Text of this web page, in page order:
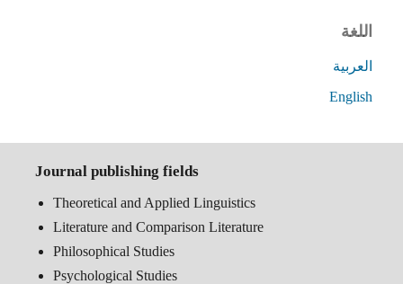
اللغة
العربية
English
Journal publishing fields
Theoretical and Applied Linguistics
Literature and Comparison Literature
Philosophical Studies
Psychological Studies